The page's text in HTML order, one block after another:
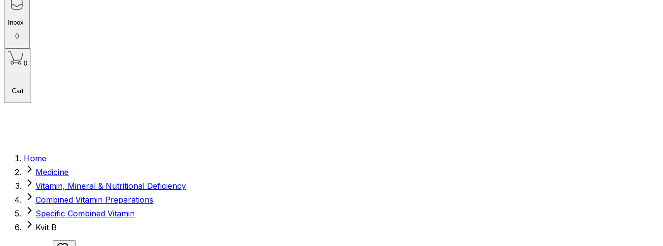
Inbox
0
0
Cart
Home
Medicine
Vitamin, Mineral & Nutritional Deficiency
Combined Vitamin Preparations
Specific Combined Vitamin
Kvit B